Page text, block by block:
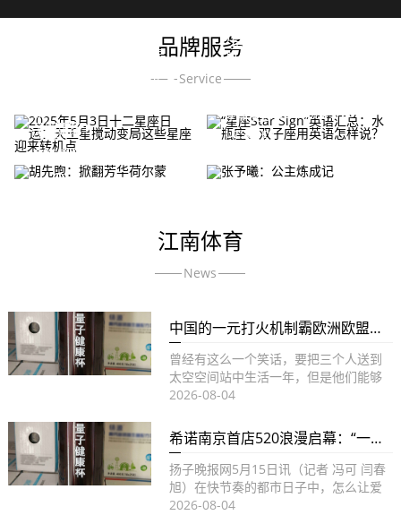
UZSPACE主张“轻运动，轻生活”的理念，通过专业健康安
全的水杯产品与用户建立真挚的友谊，营造一个健康的生
活方式，一起开启美好生活的多种可能性。
品牌服务
Service
2025年5月3日十二星
局这些星座迎来转机点
了解更多
“星座Star Sign”英语汇
总：水瓶座、双子座用
了解更多
Uzspace
了解更多
张予曦：公主炼成记
Uzspace
江南体育
News
中国的一元打火机制霸欧洲欧盟多次出手阻拦无果反被告上法庭
曾经有这么一个笑话，要把三个人送到
太空空间站中生活一年，但是他们能够
带自己最喜欢的一件物品。 ...
2026-08-04
希诺南京首店520浪漫启幕：“一杯子”的浪漫一辈子的温暖
扬子晚报网5月15日讯（记者 冯可 闫春
旭）在快节奏的都市日子中，怎么让爱
与许诺沉积为日常的温暖...
2026-08-04